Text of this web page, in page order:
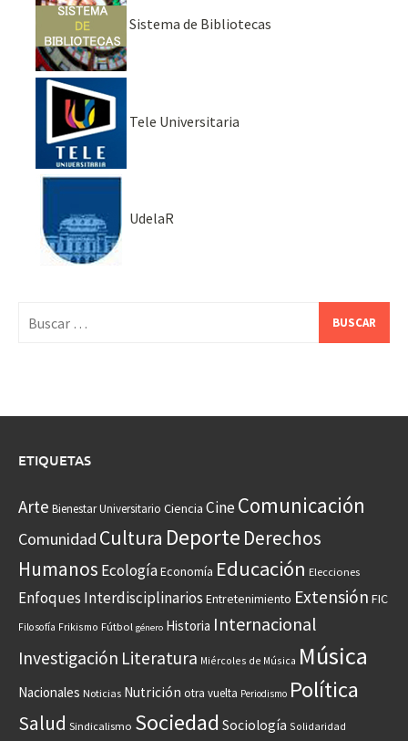
Sistema de Bibliotecas
Tele Universitaria
UdelaR
ETIQUETAS
Arte Bienestar Universitario Ciencia CineComunicación
Comunidad Cultura Deporte Derechos
Humanos EcologíaEconomía Educación Elecciones
Enfoques Interdisciplinarios Entretenimiento Extensión FIC
Filosofía Frikismo Fútbol género Historia Internacional
Investigación Literatura Miércoles de Música Música
Nacionales Noticias Nutrición otra vuelta Periodismo Política
Salud Sindicalismo Sociedad Sociología Solidaridad